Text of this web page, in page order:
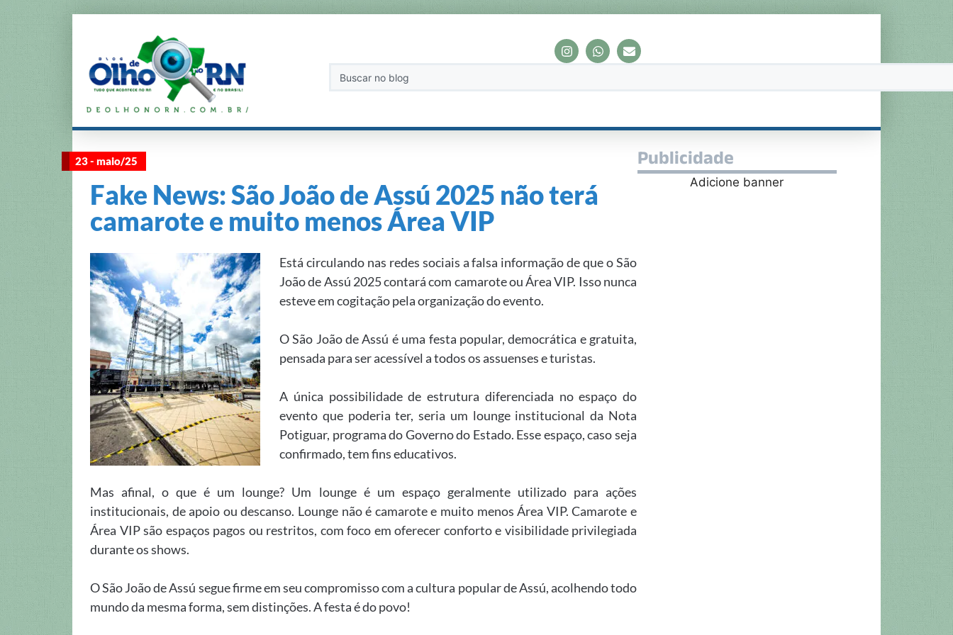
23 - maio/25
Fake News: São João de Assú 2025 não terá
camarote e muito menos Área VIP
Está circulando nas redes sociais a falsa informação de que o São
João de Assú 2025 contará com camarote ou Área VIP. Isso nunca
esteve em cogitação pela organização do evento.
O São João de Assú é uma festa popular, democrática e gratuita,
pensada para ser acessível a todos os assuenses e turistas.
A única possibilidade de estrutura diferenciada no espaço do
evento que poderia ter, seria um lounge institucional da Nota
Potiguar, programa do Governo do Estado. Esse espaço, caso seja
confirmado, tem fins educativos.
Mas afinal, o que é um lounge? Um lounge é um espaço geralmente utilizado para ações
institucionais, de apoio ou descanso. Lounge não é camarote e muito menos Área VIP. Camarote e
Área VIP são espaços pagos ou restritos, com foco em oferecer conforto e visibilidade privilegiada
durante os shows.
O São João de Assú segue firme em seu compromisso com a cultura popular de Assú, acolhendo todo
mundo da mesma forma, sem distinções. A festa é do povo!
Publicidade
Adicione banner